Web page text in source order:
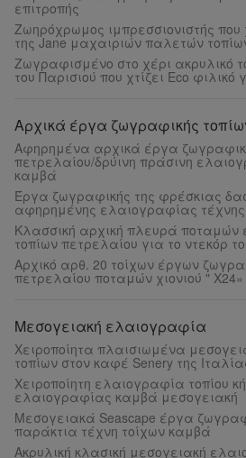
επιτροπής
Ζωηρόχρωμος ιμπρεσσιονιστής που
της Jane μαχαιριών παλετών
Ζωγραφισμένο στο χέρι ακρυλικό
του Παρισιού που χτίζει Eco φιλικό
Αρχικά έργα ζωγραφικής
Αφηρημένα αρχικά έργα
πετρελαίου/δρύινη πράσινη
καμβά
Έργα ζωγραφικής της φρέσκιας
αφηρημένης ελαιογραφίας τέχνης
Κλασσική αρχική πλευρά ποταμών
τοπίων πετρελαίου για το ντεκόρ
Αρχικό αρθ. 20 τοίχων έργων
πετρελαίου ποταμών χιονιού " X24»
Μεσογειακή ελαιογραφία
Χειροποίητα πλαισιωμένα
τοπίων στον καφέ Senery της
Χειροποίητη ελαιογραφία τοπίου
ελαιογραφίας καμβά μεσογειακή
Μεσογειακά Seascape έργα
παράκτια τέχνη τοίχων καμβά
Ακρυλική κλασική μεσογειακή